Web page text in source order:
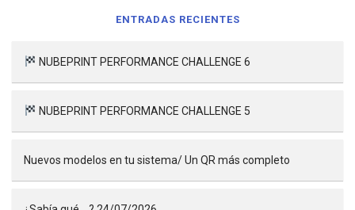
ENTRADAS RECIENTES
NUBEPRINT PERFORMANCE CHALLENGE 6
NUBEPRINT PERFORMANCE CHALLENGE 5
Nuevos modelos en tu sistema/ Un QR más completo